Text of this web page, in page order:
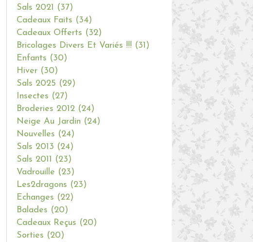
Sals 2021
(37)
Cadeaux Faits (34)
Cadeaux Offerts (32)
Bricolages Divers Et Variés !!! (31)
Enfants (30)
Hiver (30)
Sals 2025 (29)
Insectes (27)
Broderies 2012 (24)
Neige Au Jardin (24)
Nouvelles (24)
Sals 2013 (24)
Sals 2011
(23)
Vadrouille (23)
Les2dragons (23)
Echanges (22)
Balades (20)
Cadeaux Reçus (20)
Sorties (20)